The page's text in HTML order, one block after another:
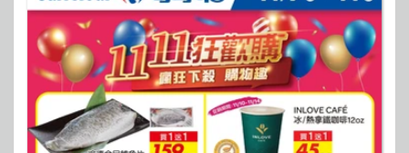
找菜單
品牌總覽